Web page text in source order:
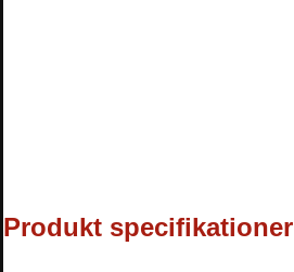
Produkt specifikationer